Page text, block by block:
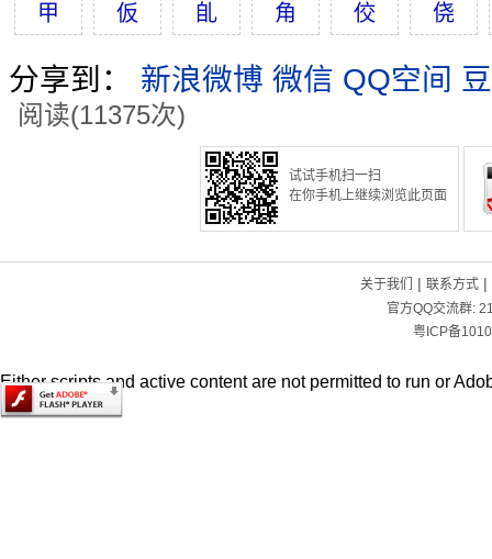
甲 仮 臫 角 佼 侥
分享到： 新浪微博 微信 QQ空间
阅读(11375次)
试试手机扫一扫
在你手机上继续浏览此页面
关于我们 | 联系方式|
官方QQ交流群:
粤ICP备
Either scripts and active content are not permitted to run or